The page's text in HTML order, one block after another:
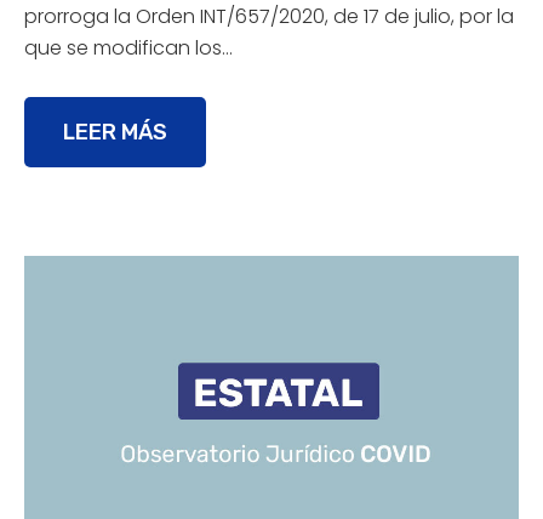
prorroga la Orden INT/657/2020, de 17 de julio, por la
que se modifican los…
LEER MÁS